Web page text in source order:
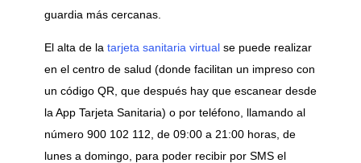
guardia más cercanas.
El alta de la tarjeta sanitaria virtualse puede realizar
en el centro de salud (donde facilitan un impreso con
un código QR, que después hay que escanear desde
la App Tarjeta Sanitaria) o por teléfono, llamando al
número 900 102 112, de 09:00 a 21:00 horas, de
lunes a domingo, para poder recibir por SMS el